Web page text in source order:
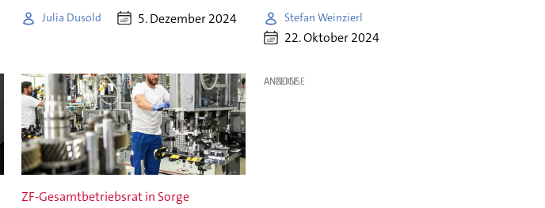
Julia Dusold 5. Dezember 2024 Stefan Weinzierl
22. Oktober 2024
ZF-Gesamtbetriebsrat in Sorge
ANZEIGE